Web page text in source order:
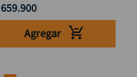
659.900
Agregar